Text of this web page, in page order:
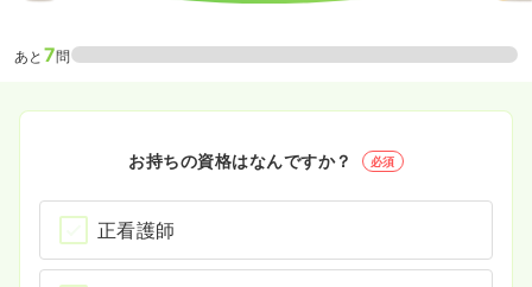
あと 7問
お持ちの資格はなんですか？ 必須
正看護師